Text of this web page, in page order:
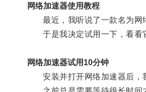
网络加速器使用教程
最近，我听说了一款名为网络
于是我决定试用一下，看看
网络加速器试用10分钟
安装并打开网络加速器后，